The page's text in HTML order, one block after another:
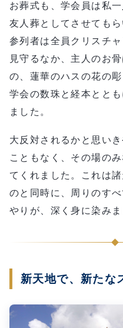
お葬式も、学会員は私
友人葬としてさせても
参列者は全員クリスチ
見守るなか、主人のお
の、蓮華のハスの花の彫
学会の数珠と経本とと
ました。
大反対されるかと思い
こともなく、その場の
てくれました。これは
のと同時に、周りのす
やりが、深く身に染みま
新天地で、新たな